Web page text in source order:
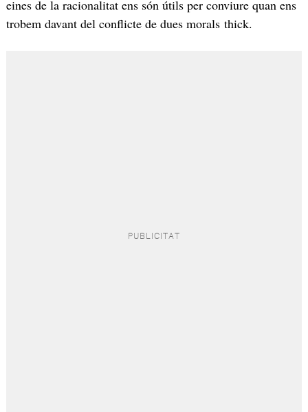
eines de la racionalitat ens són útils per conviure quan ens
trobem davant del conflicte de dues morals thick.